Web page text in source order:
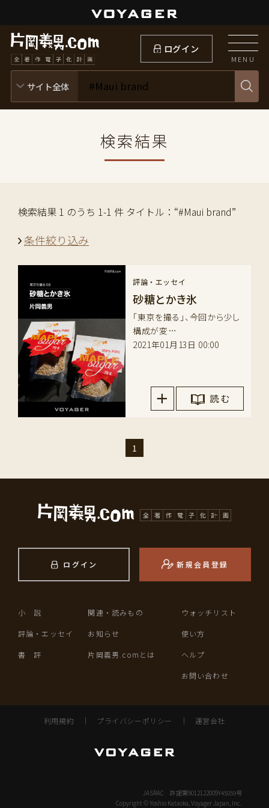
ログイン
MENU
検索結果
検索結果 1 のうち 1-1 件 タイトル：“#Maui brand”
条件絞り込み
評論・エッセイ
砂糖とかき氷
「東京を撮る」、今回から少し
構成が変…
2021年01月13日 00:00
読 む
1
ログイン 新規会員登録
小 説
評論・エッセイ
書 評
関連・読みもの
お知らせ
片岡義男.comとは
ウォッチリスト
使い方
ヘルプ
お問い合わせ
利用規約 ｜ プライバシーポリシー ｜ 運営会社
JASRAC 許諾第9012122009Y45059号
Copyright © Yoshio Kataoka, Voyager Japan, Inc.